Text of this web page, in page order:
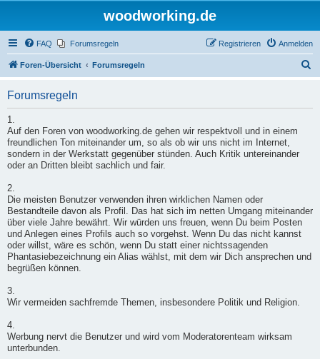
woodworking.de
FAQ Forumsregeln Anmelden
Registrieren
Foren-Übersicht Forumsregeln
Forumsregeln
1.
Auf den Foren von woodworking.de gehen wir respektvoll und in einem
freundlichen Ton miteinander um, so als ob wir uns nicht im Internet,
sondern in der Werkstatt gegenüber stünden. Auch Kritik untereinander
oder an Dritten bleibt sachlich und fair.
2.
Die meisten Benutzer verwenden ihren wirklichen Namen oder
Bestandteile davon als Profil. Das hat sich im netten Umgang miteinander
über viele Jahre bewährt. Wir würden uns freuen, wenn Du beim Posten
und Anlegen eines Profils auch so vorgehst. Wenn Du das nicht kannst
oder willst, wäre es schön, wenn Du statt einer nichtssagenden
Phantasiebezeichnung ein Alias wählst, mit dem wir Dich ansprechen und
begrüßen können.
3.
Wir vermeiden sachfremde Themen, insbesondere Politik und Religion.
4.
Werbung nervt die Benutzer und wird vom Moderatorenteam wirksam
unterbunden.